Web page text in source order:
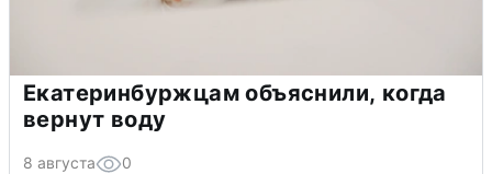
Екатеринбуржцам объяснили, когда
вернут воду
8 августа 0